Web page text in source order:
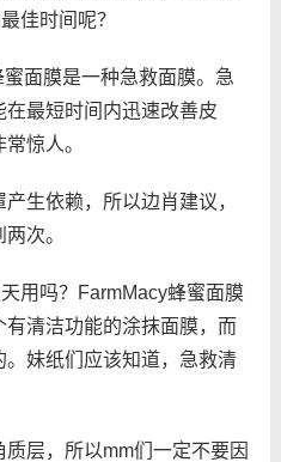
佳时间呢？
面膜是一种急救面膜。急
最短时间内迅速改善皮
惊人。
生依赖，所以边肖建议，
次。
用吗？FarmMacy蜂蜜面膜
清洁功能的涂抹面膜，而
。妹纸们应该知道，急救清
层，所以mm们一定不要因